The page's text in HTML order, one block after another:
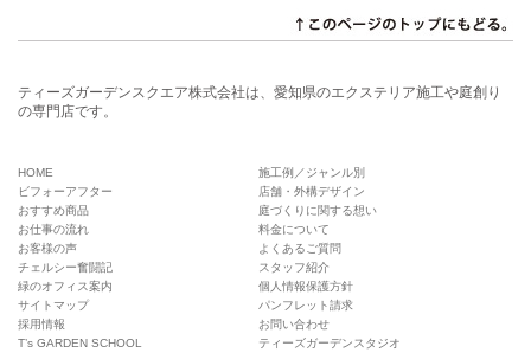
ティーズガーデンスクエア株式会社は、愛知県のエクステリア施工や庭創り
の専門店です。
HOME
施工例／ジャンル別
ビフォーアフター
店舗・外構デザイン
おすすめ商品
庭づくりに関する想い
お仕事の流れ
料金について
お客様の声
よくあるご質問
チェルシー奮闘記
スタッフ紹介
緑のオフィス案内
個人情報保護方針
サイトマップ
パンフレット請求
採用情報
お問い合わせ
T’s GARDEN SCHOOL
ティーズガーデンスタジオ